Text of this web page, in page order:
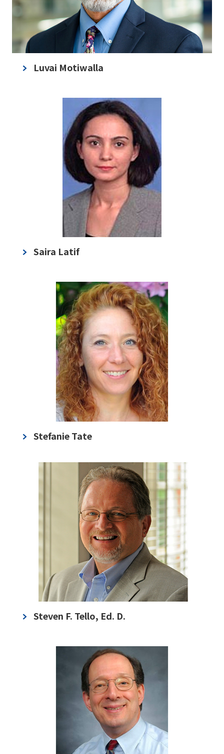
Luvai Motiwalla
Saira Latif
Stefanie Tate
Steven F. Tello, Ed. D.